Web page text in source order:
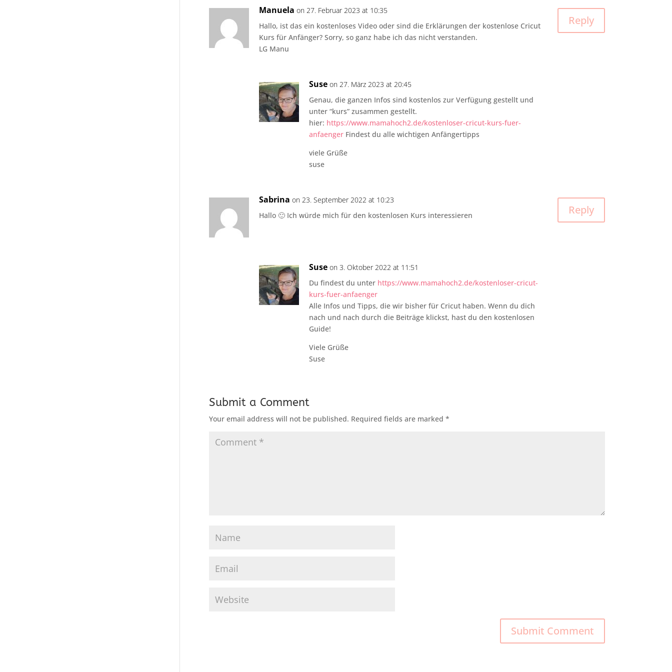
Manuela on 27. Februar 2023 at 10:35
Hallo, ist das ein kostenloses Video oder sind die Erklärungen der kostenlose Cricut
Kurs für Anfänger? Sorry, so ganz habe ich das nicht verstanden.
LG Manu
Reply
Suse on 27. März 2023 at 20:45
Genau, die ganzen Infos sind kostenlos zur Verfügung gestellt und
unter “kurs” zusammen gestellt.
hier: https://www.mamahoch2.de/kostenloser-cricut-kurs-fuer-
anfaengerFindest du alle wichtigen Anfängertipps
viele Grüße
suse
Sabrina on 23. September 2022 at 10:23
Hallo 🙂 Ich würde mich für den kostenlosen Kurs interessieren
Reply
Suse on 3. Oktober 2022 at 11:51
Du findest du unter https://www.mamahoch2.de/kostenloser-cricut-
kurs-fuer-anfaenger
Alle Infos und Tipps, die wir bisher für Cricut haben. Wenn du dich
nach und nach durch die Beiträge klickst, hast du den kostenlosen
Guide!
Viele Grüße
Suse
Submit a Comment
Your email address will not be published. Required fields are marked *